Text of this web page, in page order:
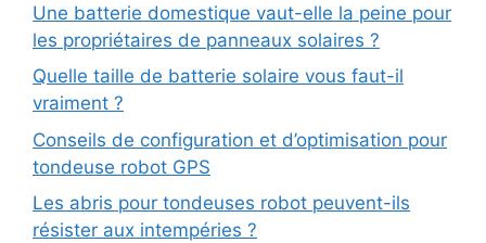
Une batterie domestique vaut-elle la peine pour
les propriétaires de panneaux solaires ?
Quelle taille de batterie solaire vous faut-il
vraiment ?
Conseils de configuration et d’optimisation pour
tondeuse robot GPS
Les abris pour tondeuses robot peuvent-ils
résister aux intempéries ?